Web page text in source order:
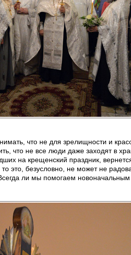
что не для зрелищности и
что не все люди даже заходят в
на крещенский праздник,
это, безусловно, не может не
ли мы помогаем